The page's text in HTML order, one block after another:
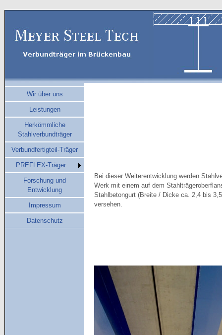
Wir über uns
Leistungen
Herkömmliche
Stahlverbundträger
Verbundfertigteil-Träger
PREFLEX-Träger
Forschung und
Entwicklung
Impressum
Datenschutz
Bei dieser Weiterentwicklung werden
Werk mit einem auf dem
Stahlbetongurt (Breite / Dicke ca. 2,4 bis
versehen.